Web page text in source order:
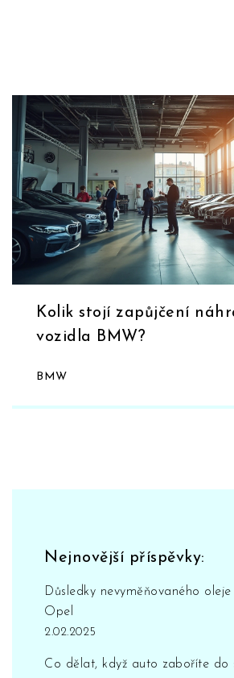
Kolik stojí zapůjčení
vozidla BMW?
BMW
Nejnovější příspěvky:
Důsledky nevyměňovaného
Opel
2.02.2025
Co dělat, když auto zaboříte do